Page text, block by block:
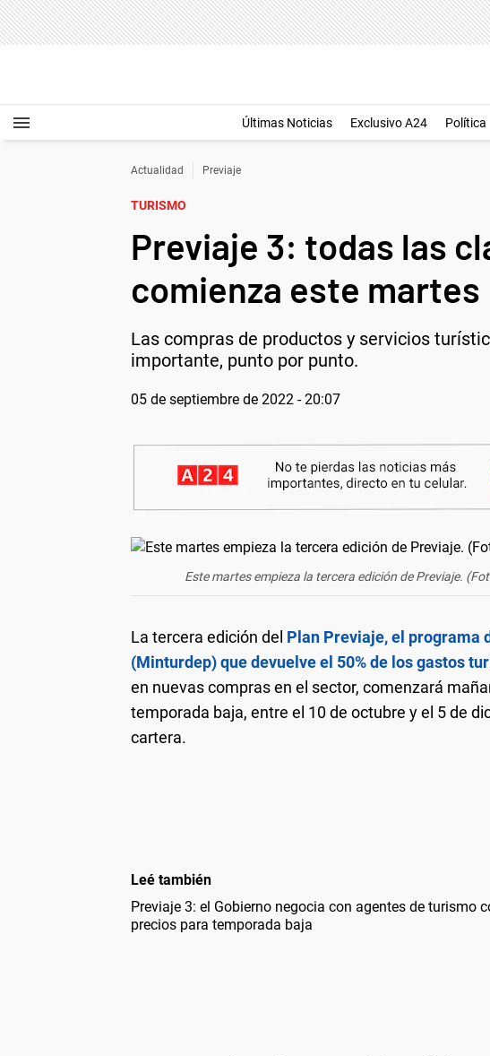
Últimas Noticias Exclusivo A24 Política
Actualidad Previaje
TURISMO
Previaje 3: todas las
comienza este martes
Las compras de productos y servicios
importante, punto por punto.
05 de septiembre de 2022 - 20:07
Este martes empieza la tercera edición de Previaje.
La tercera edición del Plan Previaje, el programa
(Minturdep) que devuelve el 50% de los gastos
en nuevas compras en el sector, comenzará
temporada baja, entre el 10 de octubre y el 5 de
cartera.
Leé también
Previaje 3: el Gobierno negocia con agentes de turismo
precios para temporada baja